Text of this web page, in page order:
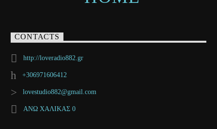
CONTACTS
http://loveradio882.gr
+306971606412
lovestudio882@gmail.com
ΑΝΩ ΧΑΛΙΚΑΣ 0